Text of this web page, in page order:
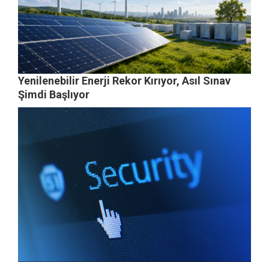
Yenilenebilir Enerji Rekor Kırıyor, Asıl Sınav
Şimdi Başlıyor